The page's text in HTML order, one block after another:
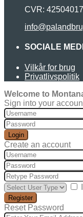
CVR: 42504017
SOCIALE
Vilkår for brug
Privatlivspolitik
Welcome to
Sign into your
Login
Create an account
Register
Reset Password